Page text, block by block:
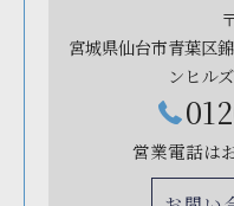
宮城県仙台市青葉区
ンヒル
営業電話は